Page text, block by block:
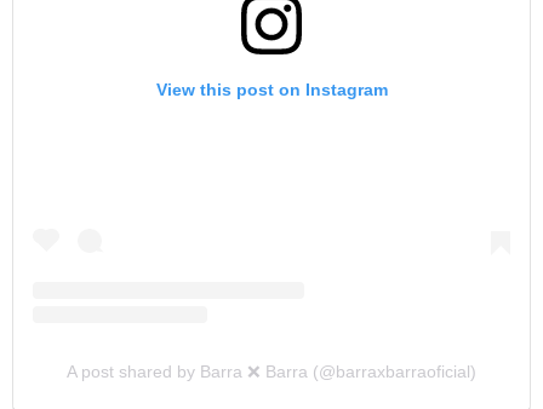
View this post on Instagram
A post shared by Barra ❌ Barra (@barraxbarraoficial)